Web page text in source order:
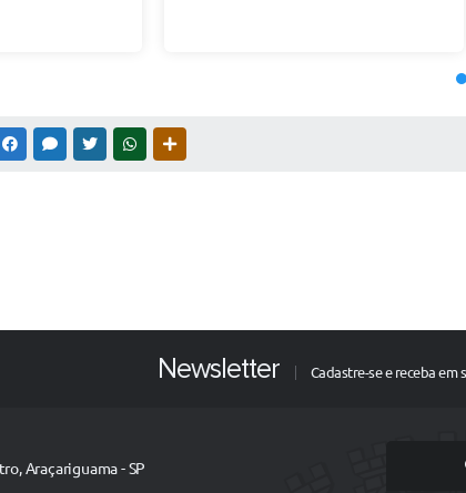
FACEBOOKMESSENGER
TWITTERWHATSAPP
Newsletter Cadastre-se e receba em
Araçariguama - SP